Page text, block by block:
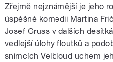
Zřejmě nejznámější je jeho
úspěšné komedii Martina
Josef Gruss v dalších
vedlejší úlohy floutků a
snímcích Velbloud uchem